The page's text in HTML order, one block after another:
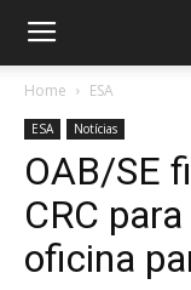
Home ESA
ESA Notícias
OAB/SE
CRC
oficina